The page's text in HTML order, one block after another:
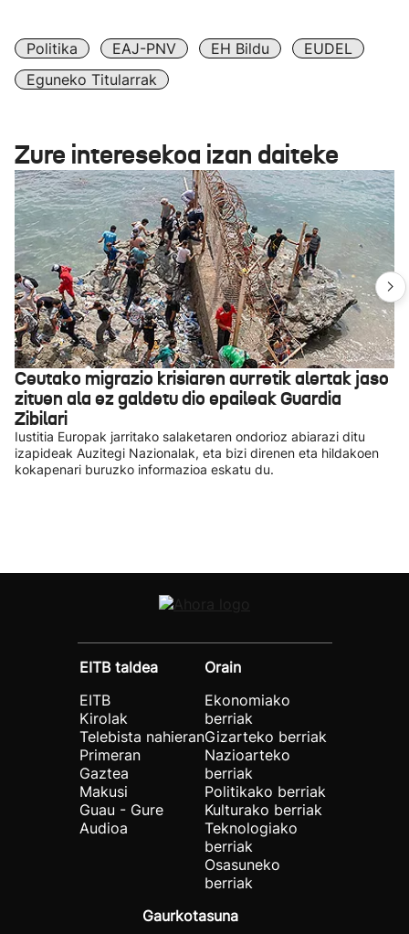
Politika EAJ-PNV EH Bildu
EUDEL
Eguneko Titularrak
Zure interesekoa izan daiteke
Ceutako migrazio krisiaren aurretik alertak jaso
zituen ala ez galdetu dio epaileak Guardia
Zibilari
Iustitia Europak jarritako salaketaren ondorioz abiarazi ditu
izapideak Auzitegi Nazionalak, eta bizi direnen eta hildakoen
kokapenari buruzko informazioa eskatu du.
EITB taldea
EITB
Kirolak
Telebista nahieran
Primeran
Gaztea
Makusi
Guau - Gure
Audioa
Orain
Ekonomiako
berriak
Gizarteko berriak
Nazioarteko
berriak
Politikako berriak
Kulturako berriak
Teknologiako
berriak
Osasuneko
berriak
Gaurkotasuna